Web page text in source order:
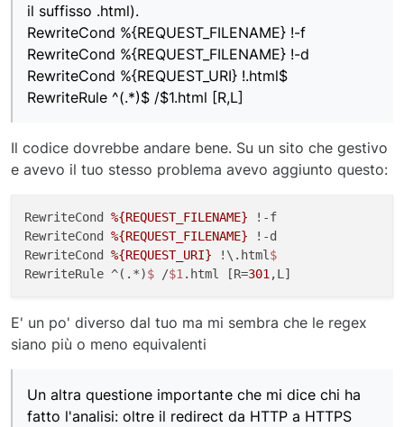
il suffisso .html).
RewriteCond %{REQUEST_FILENAME} !-f
RewriteCond %{REQUEST_FILENAME} !-d
RewriteCond %{REQUEST_URI} !.html$
RewriteRule ^(.*)$ /$1.html [R,L]
Il codice dovrebbe andare bene. Su un sito che gestivo
e avevo il tuo stesso problema avevo aggiunto questo:
RewriteCond %{REQUEST_FILENAME} !-f
RewriteCond %{REQUEST_FILENAME} !-d
RewriteCond %{REQUEST_URI} !\.html
RewriteRule ^(.*)$ /$1 .html [R=301
E' un po' diverso dal tuo ma mi sembra che le regex
siano più o meno equivalenti
Un altra questione importante che mi dice chi ha
fatto l'analisi: oltre il redirect da HTTP a HTTPS